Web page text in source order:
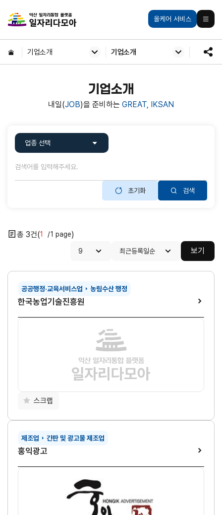
올케어 서비스 모바일
익산일자리통합플랫폼
HOME기업소개 기업소개
SNS
기업소개
내일(JOB)을 준비하는 GREAT, IKSAN
검색
업종 선택
초기화 검색
3 1
1
보기
공공행정·교육서비스업 농림수산 행정
한국농업기술진흥원
스크랩
제조업 간판 및 광고물 제조업
홍익광고